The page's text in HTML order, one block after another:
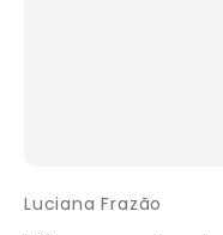
Luciana Frazão